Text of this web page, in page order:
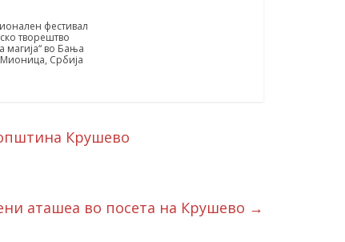
фестивал
творештво
магија“ во Бања
Србија
Крушево
аташеа во посета на Крушево →